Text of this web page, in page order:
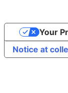
Notice at
Your